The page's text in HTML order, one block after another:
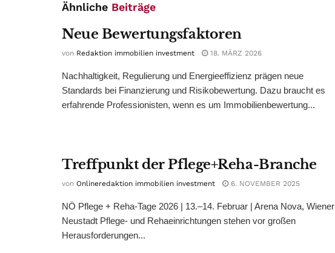
Ähnliche Beiträge
Neue Bewertungsfaktoren
von Redaktion immobilien investment 18. MÄRZ 2026
Nachhaltigkeit, Regulierung und Energieeffizienz prägen neue
Standards bei Finanzierung und Risikobewertung. Dazu braucht es
erfahrende Professionisten, wenn es um Immobilienbewertung...
Treffpunkt der Pflege+Reha-Branche
von Onlineredaktion immobilien investment 6. NOVEMBER 2025
NÖ Pflege + Reha-Tage 2026 | 13.–14. Februar | Arena Nova, Wiener
Neustadt Pflege- und Rehaeinrichtungen stehen vor großen
Herausforderungen...